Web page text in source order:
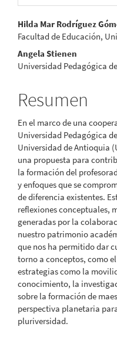
Contenido
principal
del
artículo
Hilda Mar Rodríguez
Facultad de Educación,
Angela Stienen
Universidad Pedagógica
Resumen
En el marco de una
Universidad Pedagógica
Universidad de Antioquia
una propuesta para
la formación del
y enfoques que se
de diferencia existentes.
reflexiones conceptuales,
generadas por la
nuestro patrimonio
que nos ha permitido dar
torno a conceptos, como
estrategias como la
conocimiento, la
sobre la formación de
perspectiva planetaria
pluriversidad.